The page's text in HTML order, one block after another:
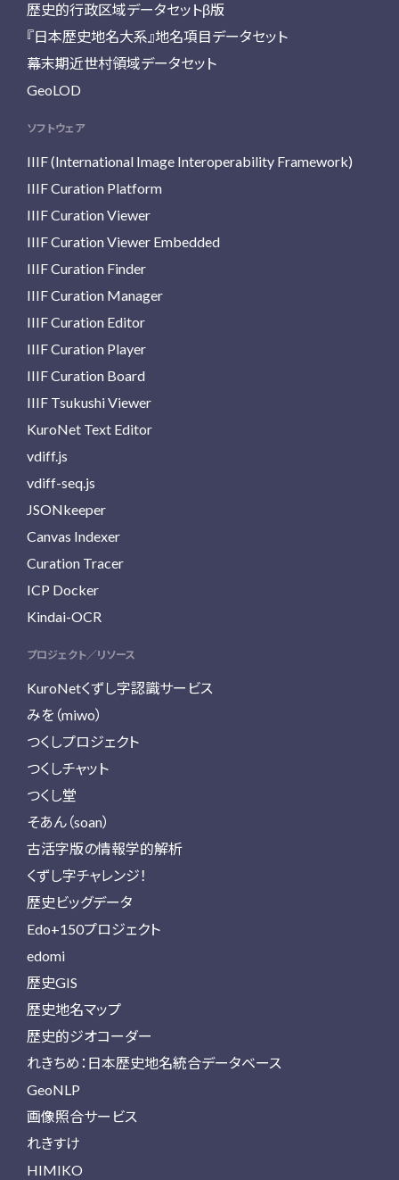
歴史的行政区域データセットβ版
『日本歴史地名大系』地名項目データセット
幕末期近世村領域データセット
GeoLOD
ソフトウェア
IIIF (International Image Interoperability Framework)
IIIF Curation Platform
IIIF Curation Viewer
IIIF Curation Viewer Embedded
IIIF Curation Finder
IIIF Curation Manager
IIIF Curation Editor
IIIF Curation Player
IIIF Curation Board
IIIF Tsukushi Viewer
KuroNet Text Editor
vdiff.js
vdiff-seq.js
JSONkeeper
Canvas Indexer
Curation Tracer
ICP Docker
Kindai-OCR
プロジェクト／リソース
KuroNetくずし字認識サービス
みを（miwo）
つくしプロジェクト
つくしチャット
つくし堂
そあん（soan）
古活字版の情報学的解析
くずし字チャレンジ！
歴史ビッグデータ
Edo+150プロジェクト
edomi
歴史GIS
歴史地名マップ
歴史的ジオコーダー
れきちめ：日本歴史地名統合データベース
GeoNLP
画像照合サービス
れきすけ
HIMIKO